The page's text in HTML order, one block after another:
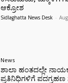
ಆಕ್ರೋಶ
Sidlaghatta News Desk -
News
ಶಾಲಾ ಹಂತದಲ್ಲೇ
ಪ್ರತಿನಿಧಿಗಳಿಗೆ